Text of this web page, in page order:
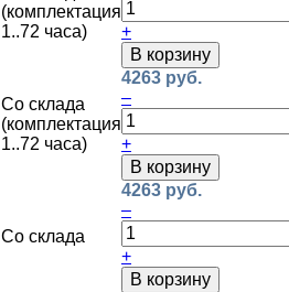
(комплектация
1..72 часа)
+
В корзину
Со склада
(комплектация
1..72 часа)
4263 руб.
–
+
В корзину
Со склада
4263 руб.
–
+
В корзину